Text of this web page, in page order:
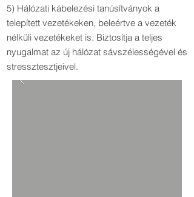
5) Hálózati kábelezési tanúsítványok a
telepített vezetékeken, beleértve a vezeték
nélküli vezetékeket is. Biztosítja a teljes
nyugalmat az új hálózat sávszélességével és
stressztesztjeivel.